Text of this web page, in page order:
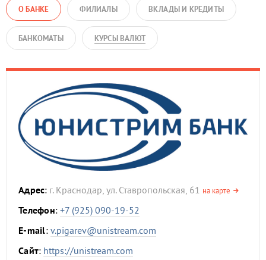
О БАНКЕ ФИЛИАЛЫ ВКЛАДЫ И КРЕДИТЫ
БАНКОМАТЫ КУРСЫ ВАЛЮТ
Адрес: г. Краснодар, ул. Ставропольская, 61 на карте
Телефон: +7 (925) 090-19-52
E-mail: v.pigarev@unistream.com
Сайт: https://unistream.com